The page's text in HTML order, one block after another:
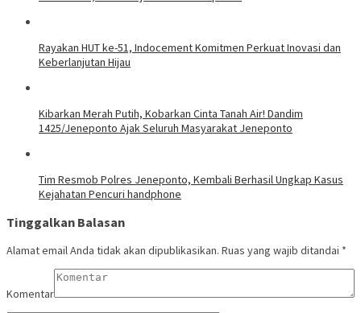
Rayakan HUT ke-51, Indocement Komitmen Perkuat Inovasi dan
Keberlanjutan Hijau
Kibarkan Merah Putih, Kobarkan Cinta Tanah Air! Dandim
1425/Jeneponto Ajak Seluruh Masyarakat Jeneponto
Tim Resmob Polres Jeneponto, Kembali Berhasil Ungkap Kasus
Kejahatan Pencuri handphone
Tinggalkan Balasan
Alamat email Anda tidak akan dipublikasikan. Ruas yang wajib ditandai *
Komentar